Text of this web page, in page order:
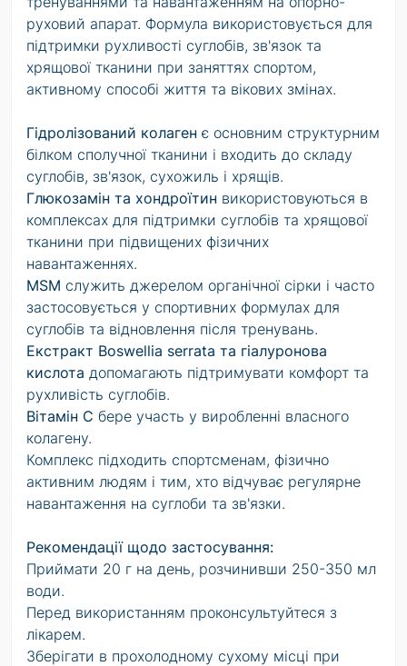
руховий апарат. Формула використовується для
підтримки рухливості суглобів, зв'язок та
хрящової тканини при заняттях спортом,
активному способі життя та вікових змінах.
Гідролізований колаген є основним структурним
білком сполучної тканини і входить до складу
суглобів, зв'язок, сухожиль і хрящів.
Глюкозамін та хондроїтин використовуються в
комплексах для підтримки суглобів та хрящової
тканини при підвищених фізичних
навантаженнях.
MSM служить джерелом органічної сірки і часто
застосовується у спортивних формулах для
суглобів та відновлення після тренувань.
Екстракт Boswellia serrata та гіалуронова
кислота допомагають підтримувати комфорт та
рухливість суглобів.
Вітамін C бере участь у виробленні власного
колагену.
Комплекс підходить спортсменам, фізично
активним людям і тим, хто відчуває регулярне
навантаження на суглоби та зв'язки.
Рекомендації щодо застосування:
Приймати 20 г на день, розчинивши 250-350 мл
води.
Перед використанням проконсультуйтеся з
лікарем.
Зберігати в прохолодному сухому місці при